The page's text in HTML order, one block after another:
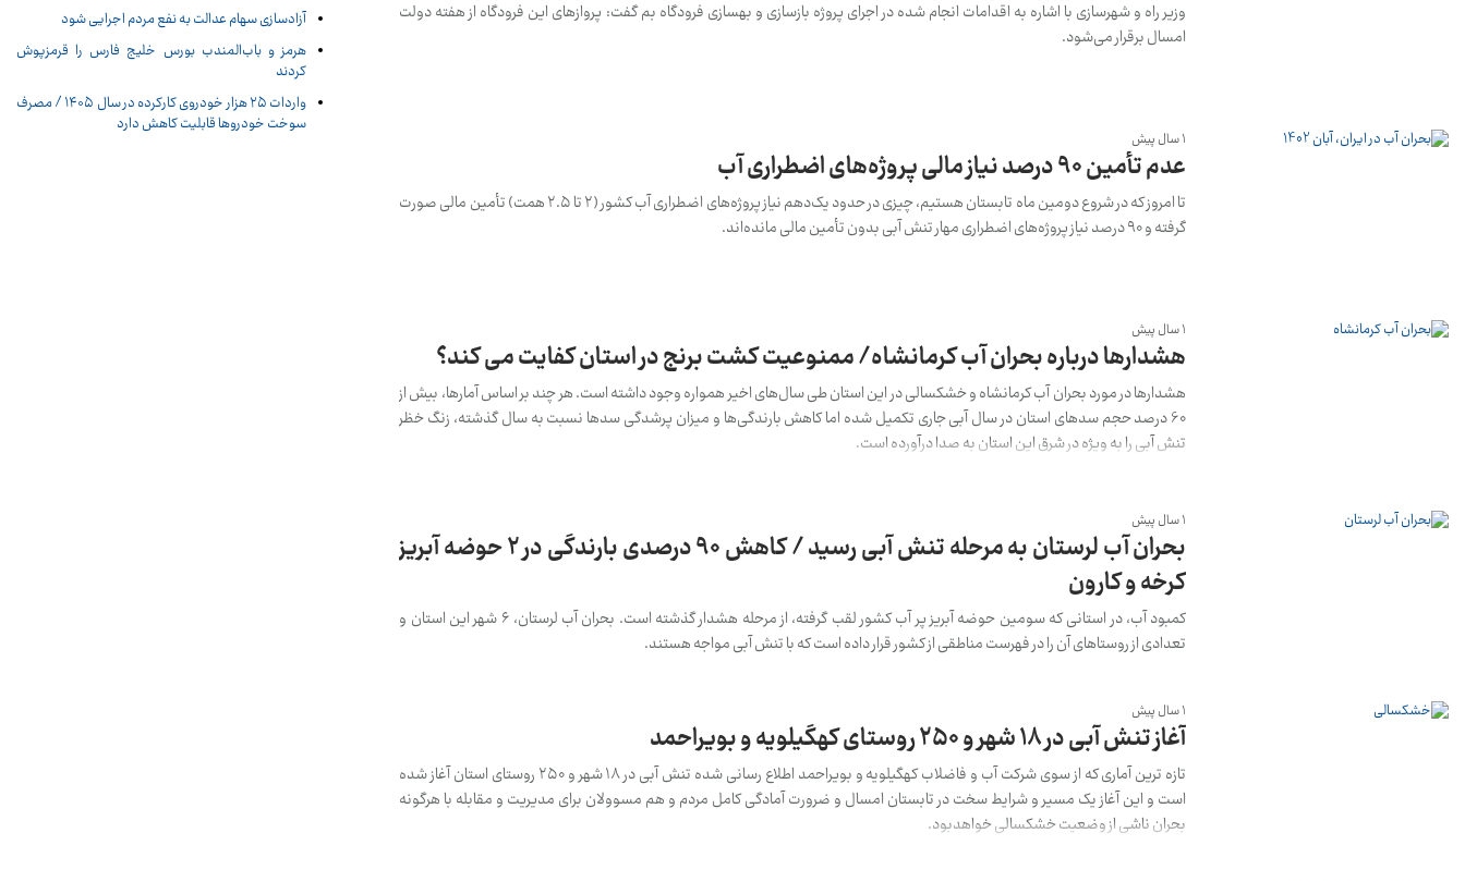
وزیر راه و شهرسازی با اشاره به اقدامات انجام شده در اجرای پروژه بازسازی و بهسازی فرودگاه بم گفت: پروازهای این فرودگاه از هفته دولت
امسال برقرار می‌شود.
1 سال پیش
عدم تأمین 90 درصد نیاز مالی پروژه‌های اضطراری آب
تا امروز که در شروع دومین ماه تابستان هستیم، چیزی در حدود یک‌دهم نیاز پروژه‌های اضطراری آب کشور (۲ تا ۲.۵ همت) تأمین مالی صورت
گرفته و ۹۰ درصد نیاز پروژه‌های اضطراری مهار تنش آبی بدون تأمین مالی مانده‌اند.
1 سال پیش
هشدارها درباره بحران آب کرمانشاه/ ممنوعیت کشت برنج در استان کفایت می‌ کند؟
هشدارها در مورد بحران آب کرمانشاه و خشکسالی در این استان طی سال‌های اخیر همواره وجود داشته است. هر چند بر اساس آمارها، بیش از
60 درصد حجم سدهای استان در سال آبی جاری تکمیل شده اما کاهش بارندگی‌ها و میزان پرشدگی سدها نسبت به سال گذشته، زنگ خظر
تنش آبی را به ویژه در شرق این استان به صدا درآورده است.
1 سال پیش
بحران آب لرستان به مرحله تنش آبی رسید / کاهش 90 درصدی بارندگی در 2 حوضه آبریز
کرخه و کارون
کمبود آب، در استانی که سومین حوضه آبریز پر آب کشور لقب گرفته، از مرحله هشدار گذشته است. بحران آب لرستان، ۶ شهر این استان و
تعدادی از روستاهای آن را در فهرست مناطقی از کشور قرار داده است که با تنش آبی مواجه هستند.
1 سال پیش
آغاز تنش آبی در ۱۸ شهر و ۲۵۰ روستای کهگیلویه و بویراحمد
تازه ترین آماری که از سوی شرکت آب و فاضلاب کهگیلویه و بویراحمد اطلاع رسانی شده تنش آبی در ۱۸ شهر و ۲۵۰ روستای استان آغاز شده
است و این آغاز یک مسیر و شرایط سخت در تابستان امسال و ضرورت آمادگی کامل مردم و هم مسوولان برای مدیریت و مقابله با هرگونه
بحران ناشی از وضعیت خشکسالی خواهدبود.
آزادسازی سهام عدالت به نفع مردم اجرایی شود
هرمز و باب‌المندب بورس خلیج فارس را قرمزپوش
کردند
واردات ۲۵ هزار خودروی کارکرده در سال ۱۴۰۵ / مصرف
سوخت خودرو‌ها قابلیت کاهش دارد